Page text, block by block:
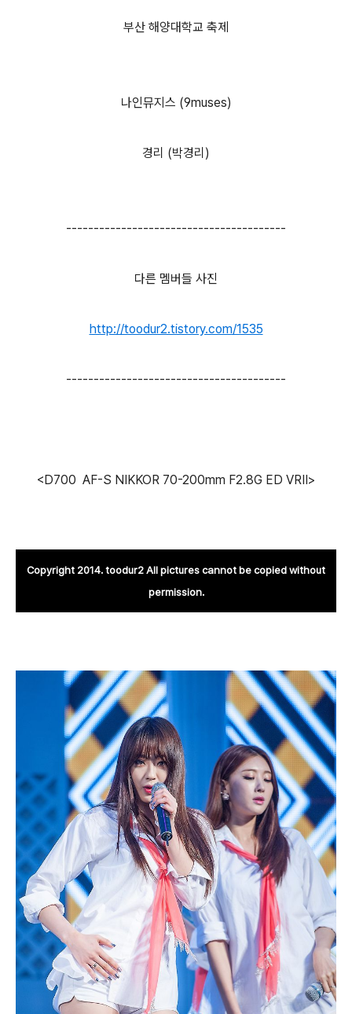
부산 해양대학교 축제
나인뮤지스 (9muses)
경리 (박경리)
----------------------------------------
다른 멤버들 사진
http://toodur2.tistory.com/1535
----------------------------------------
<D700 AF-S NIKKOR 70-200mm F2.8G ED VRⅡ>
Copyright 2014. toodur2 All pictures cannot be copied without
permission.